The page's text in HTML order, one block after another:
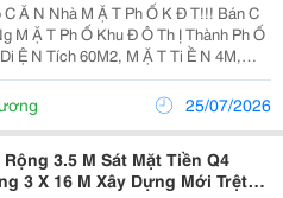
Ă N Nhà M Ặ T Ph Ố K Đ T!!! Bán C
M Ặ T Ph Ố Khu Đ Ô Th Ị Thành Ph Ố
25/07/2026
Rộng 3.5 M Sát Mặt Tiền Q4